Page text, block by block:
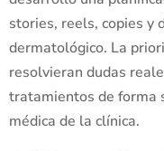
stories, reels, copies y
dermatológico. La
resolvieran dudas
tratamientos de forma
médica de la clínica.